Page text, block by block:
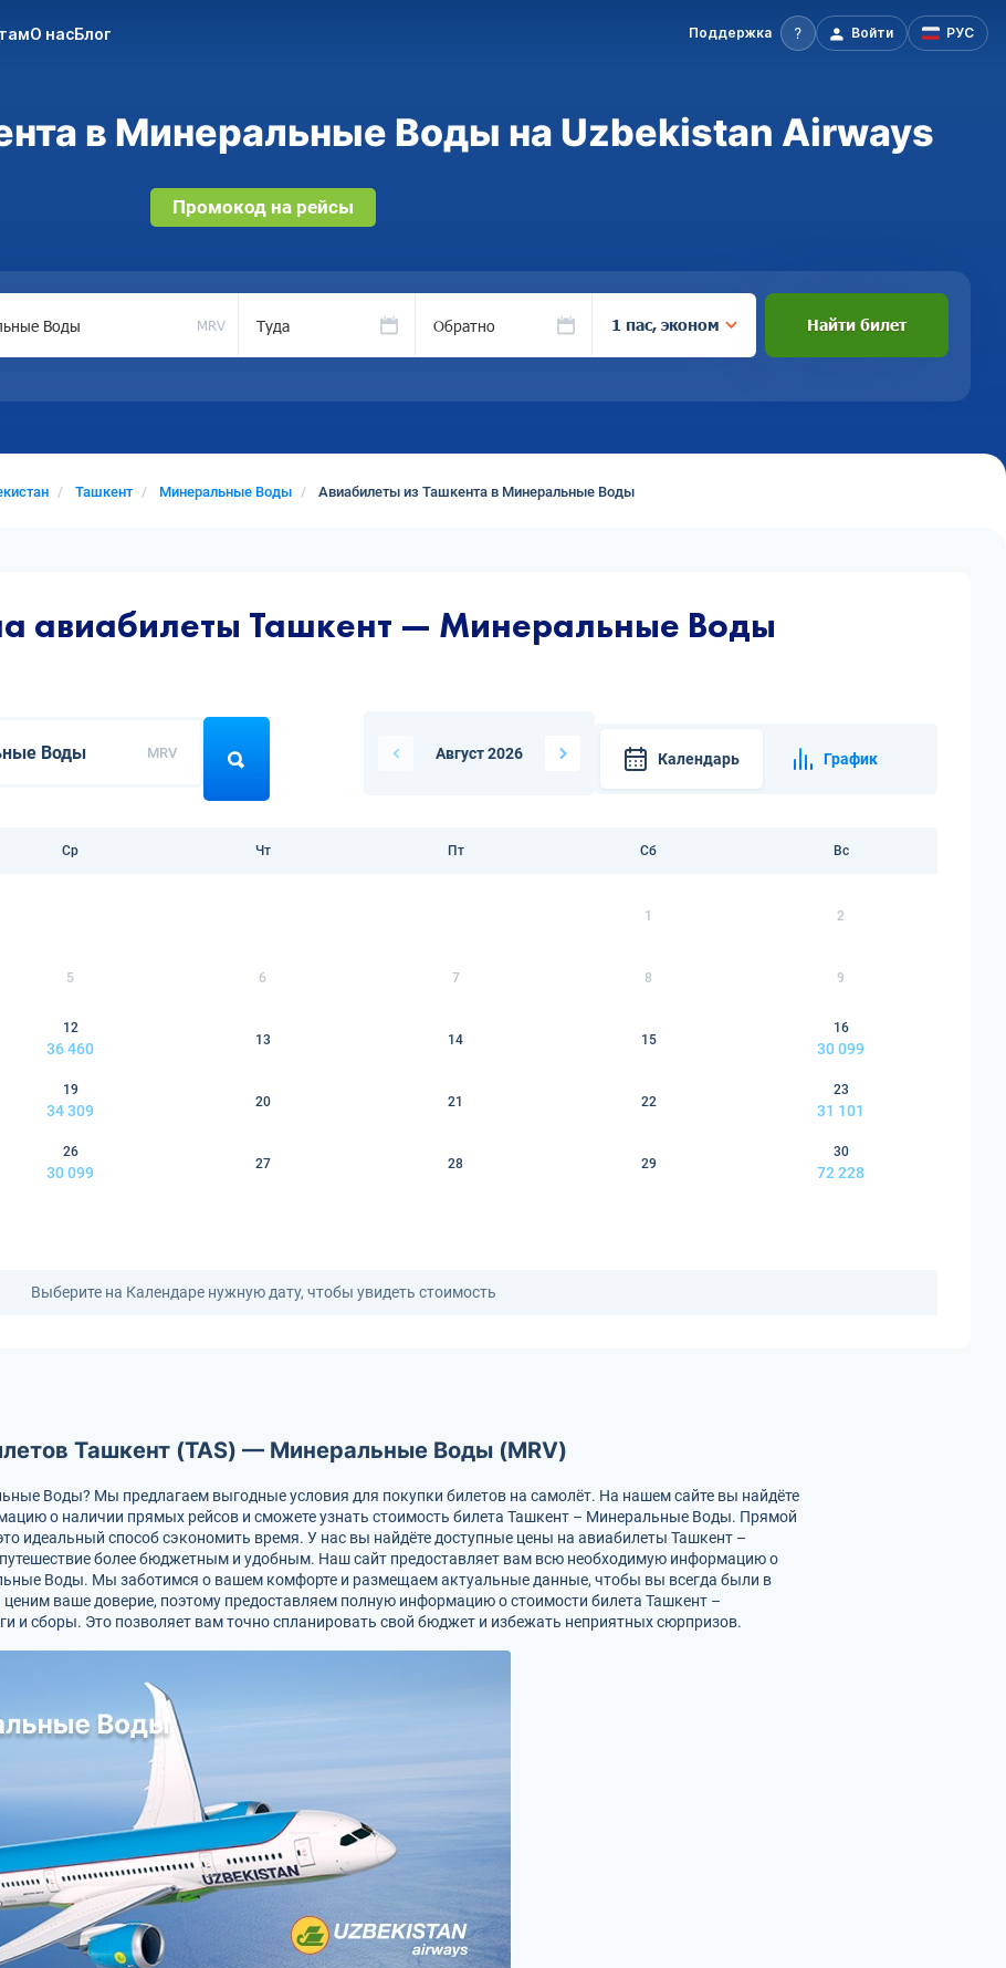
О насБлог Поддержка Войти РУС
в Минеральные Воды на Uzbekistan Airways
Промокод на рейсы
MRV Туда Обратно 1 пас, эконом Найти билет
Ташкент Минеральные Воды Авиабилеты из Ташкента в Минеральные Воды
авиабилеты Ташкент — Минеральные Воды
MRV Август 2026 Календарь График
Ср Чт Пт Сб Вс
1 2
5 6 7 8 9
12
36 460
13 14 15
16
30 099
19
34 309
20 21 22
23
31 101
26
30 099
27 28 29
30
72 228
Выберите на Календаре нужную дату, чтобы увидеть стоимость
Ташкент (TAS) — Минеральные Воды (MRV)
Воды? Мы предлагаем выгодные условия для покупки билетов на самолёт. На нашем сайте вы найдёте
о наличии прямых рейсов и сможете узнать стоимость билета Ташкент – Минеральные Воды. Прямой
идеальный способ сэкономить время. У нас вы найдёте доступные цены на авиабилеты Ташкент –
более бюджетным и удобным. Наш сайт предоставляет вам всю необходимую информацию о
Воды. Мы заботимся о вашем комфорте и размещаем актуальные данные, чтобы вы всегда были в
ваше доверие, поэтому предоставляем полную информацию о стоимости билета Ташкент –
и сборы. Это позволяет вам точно спланировать свой бюджет и избежать неприятных сюрпризов.